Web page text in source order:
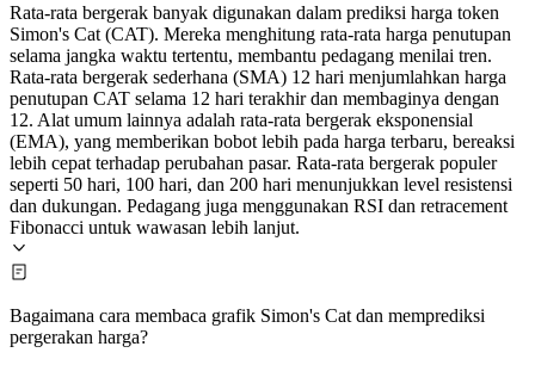
Rata-rata bergerak banyak digunakan dalam prediksi harga token
Simon's Cat (CAT). Mereka menghitung rata-rata harga penutupan
selama jangka waktu tertentu, membantu pedagang menilai tren.
Rata-rata bergerak sederhana (SMA) 12 hari menjumlahkan harga
penutupan CAT selama 12 hari terakhir dan membaginya dengan
12. Alat umum lainnya adalah rata-rata bergerak eksponensial
(EMA), yang memberikan bobot lebih pada harga terbaru, bereaksi
lebih cepat terhadap perubahan pasar. Rata-rata bergerak populer
seperti 50 hari, 100 hari, dan 200 hari menunjukkan level resistensi
dan dukungan. Pedagang juga menggunakan RSI dan retracement
Fibonacci untuk wawasan lebih lanjut.
Bagaimana cara membaca grafik Simon's Cat dan memprediksi
pergerakan harga?